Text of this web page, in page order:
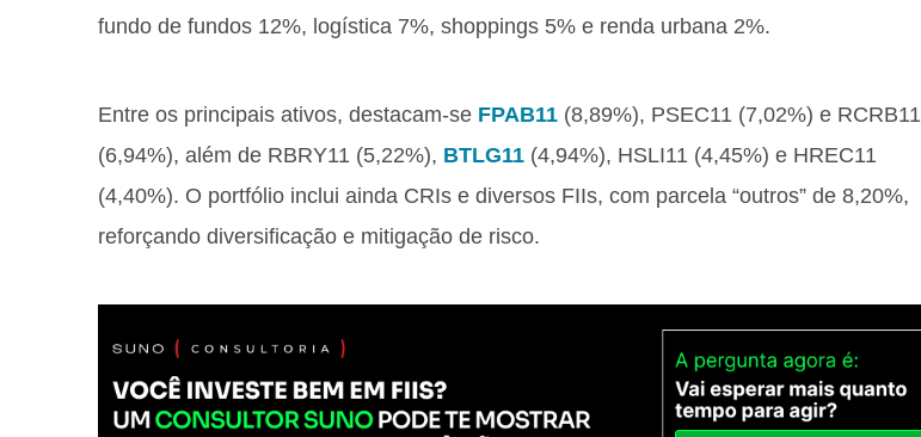
fundo de fundos 12%, logística 7%, shoppings 5% e renda urbana 2%.
Entre os principais ativos, destacam-se FPAB11 (8,89%), PSEC11 (7,02%) e RCRB11
(6,94%), além de RBRY11 (5,22%), BTLG11 (4,94%), HSLI11 (4,45%) e HREC11
(4,40%). O portfólio inclui ainda CRIs e diversos FIIs, com parcela “outros” de 8,20%,
reforçando diversificação e mitigação de risco.